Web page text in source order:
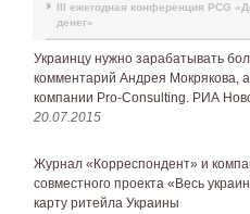
III ежегодная конференция PCG
денег»
Украинцу нужно зарабатывать
комментарий Андрея Мокрякова,
компании Pro-Consulting. РИА
20.07.2015
Журнал «Корреспондент» и
совместного проекта «Весь
карту ритейла Украины